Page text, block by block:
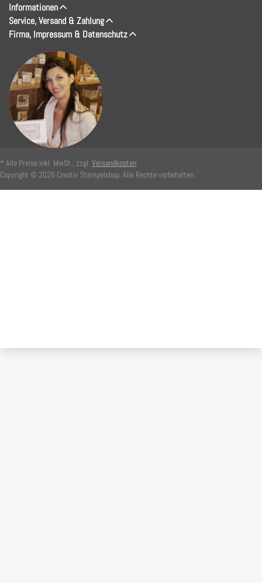
Informationen
Service, Versand & Zahlung
Firma, Impressum & Datenschutz
* Alle Preise inkl. MwSt., zzgl. Versandkosten
Copyright © 2026 Creativ Stempelshop. Alle Rechte vorbehalten.